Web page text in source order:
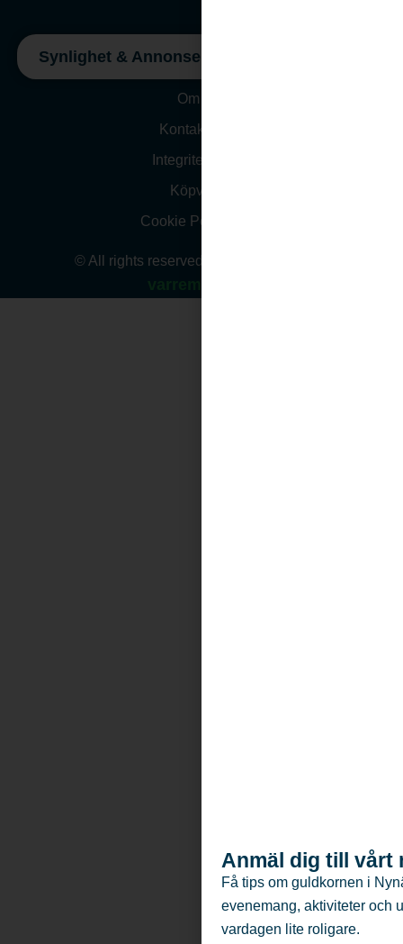
Synlighet & Annonsering
Om oss
Kontakta Oss
Integritetspolicy
Köpvillkor
Cookie Policy (EU)
© All rights reserved. Website design by
Anmäl dig till vårt
Få tips om guldkornen i
evenemang, aktiviteter och
vardagen lite roligare.